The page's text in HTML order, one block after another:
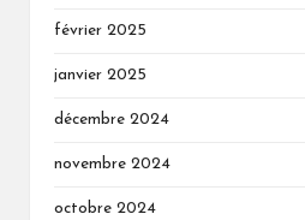
février 2025
janvier 2025
décembre 2024
novembre 2024
octobre 2024